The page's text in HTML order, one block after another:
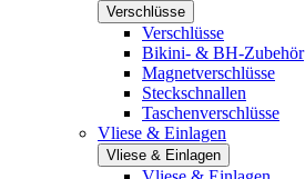
Verschlüsse
Verschlüsse
Bikini- & BH-Zubehör
Magnetverschlüsse
Steckschnallen
Taschenverschlüsse
Vliese & Einlagen
Vliese & Einlagen